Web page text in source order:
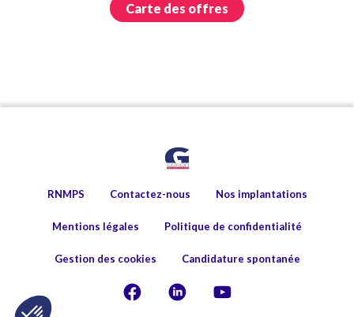
Carte des offres
RNMPS Contactez-nous Nos implantations
Mentions légales Politique de confidentialité
Gestion des cookies Candidature spontanée